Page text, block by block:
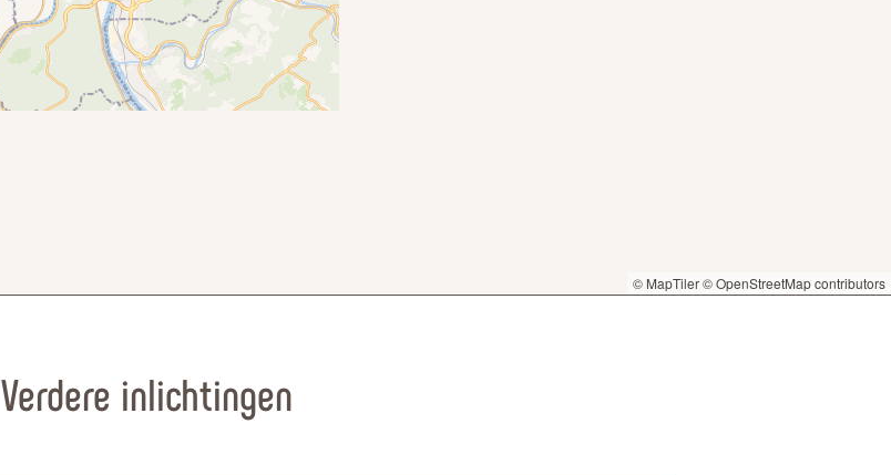
© MapTiler© OpenStreetMap contributors
Verdere inlichtingen